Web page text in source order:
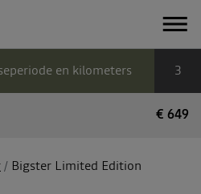
en kilometers 3
€ 649
Bigster Limited Edition